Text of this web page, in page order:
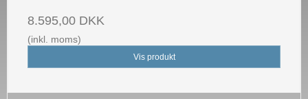
8.595,00 DKK
(inkl. moms)
Vis produkt